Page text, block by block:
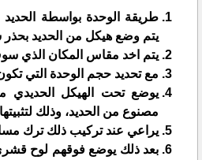
طريقة الوحدة بواسطة
يتم وضع هيكل من الحديد بحذر
يتم اخد مقاس المكان الذي
مع تحديد حجم الوحدة التي
يوضع تحت الهيكل الحديدي
مصنوع من الحديد، وذلك
يراعي عند تركيب ذلك ترك
بعد ذلك يوضع فوقهم لوح